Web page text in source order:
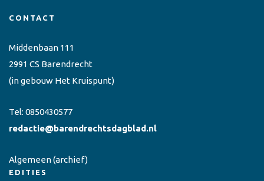
CONTACT
Middenbaan 111
2991 CS Barendrecht
(in gebouw Het Kruispunt)
Tel: 0850430577
redactie@barendrechtsdagblad.nl
Algemeen(archief)
EDITIES